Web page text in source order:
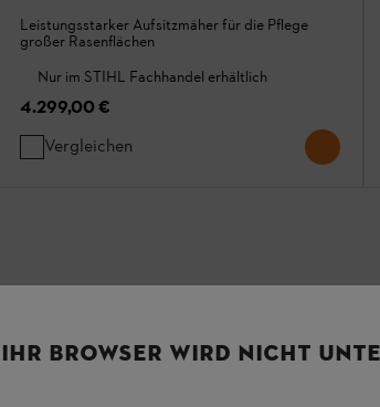
Leistungsstarker Aufsitzmäher für die Pflege
großer Rasenflächen
Nur im STIHL Fachhandel erhältlich
4.299,00 €
Vergleichen
IHR BROWSER WIRD NICHT